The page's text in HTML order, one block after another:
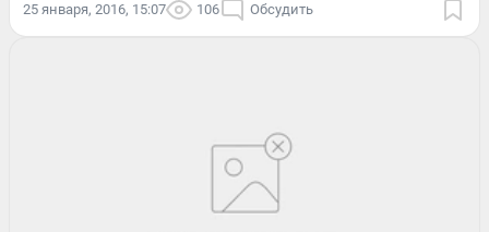
25 января, 2016, 15:07 106 Обсудить